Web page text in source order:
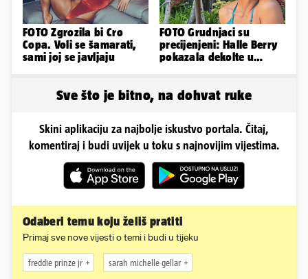
FOTO Zgrozila bi Cro
Copa. Voli se šamarati,
sami joj se javljaju
FOTO Grudnjaci su
precijenjeni: Halle Berry
pokazala dekolte u
Sve što je bitno, na dohvat ruke
Skini aplikaciju za najbolje iskustvo portala. Čitaj,
komentiraj i budi uvijek u toku s najnovijim vijestima.
Odaberi temu koju želiš pratiti
Primaj sve nove vijesti o temi i budi u tijeku
freddie prinze jr sarah michelle gellar